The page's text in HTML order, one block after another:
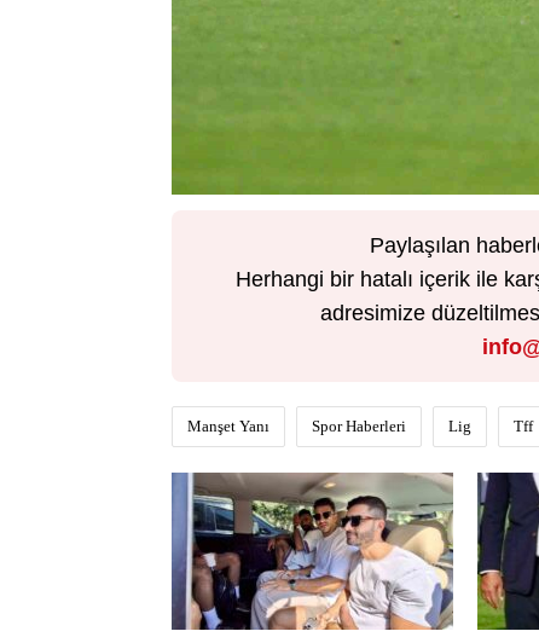
Paylaşılan
Herhangi bir hatalı içerik ile
adresimize
Manşet Yanı Spor Haberleri Lig Tff